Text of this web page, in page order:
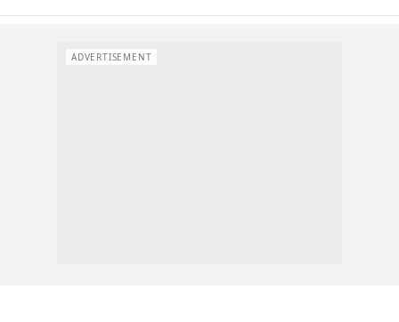
ADVERTISEMENT